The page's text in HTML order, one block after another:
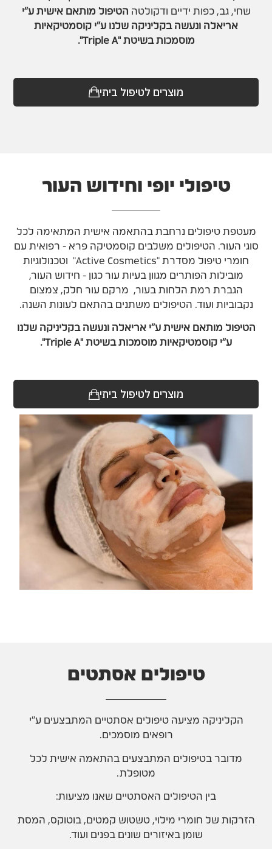
שחי, גב, כפות ידיים ודקולטה הטיפול מותאם אישית ע"י
אריאלה ונעשה בקליניקה שלנו ע"י קוסמטיקאיות
מוסמכות בשיטת "Triple A".
מוצרים לטיפול ביתי
טיפולי יופי וחידוש העור
מעטפת טיפולים נרחבת בהתאמה אישית המתאימה לכל
סוגי העור. הטיפולים משלבים קוסמטיקה פרא - רפואית עם
חומרי טיפול מסדרת "Active Cosmetics" וטכנולוגיות
מובילות הפותרים מגוון בעיות עור כגון - חידוש העור,
הגברת רמת הלחות בעור, מרקם עור חלק, צמצום
נקבוביות ועוד. הטיפולים משתנים בהתאם לעונות השנה.
הטיפול מותאם אישית ע"י אריאלה ונעשה בקליניקה שלנו
ע"י קוסמטיקאיות מוסמכות בשיטת "Triple A".
מוצרים לטיפול ביתי
טיפולים אסתטים
הקליניקה מציעה טיפולים אסתטיים המתבצעים ע״י
רופאים מוסמכים.
מדובר בטיפולים המתבצעים בהתאמה אישית לכל
מטופלת.
בין הטיפולים האסתטיים שאנו מציעות:
הזרקות של חומרי מילוי, טשטוש קמטים, בוטוקס, המסת
שומן באיזורים שונים בפנים ועוד.